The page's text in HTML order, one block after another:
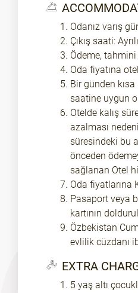
Odanız varış
Çıkış saati:
Ödeme,
Oda fiyatına
Bir günden
saatine uygun
Otelde kalış
azalması
süresindeki bu
önceden
sağlanan Otel
Oda fiyatlarına
Pasaport veya
kartının
Özbekistan
evlilik cüzdanı
EXTRA
5 yaş altı